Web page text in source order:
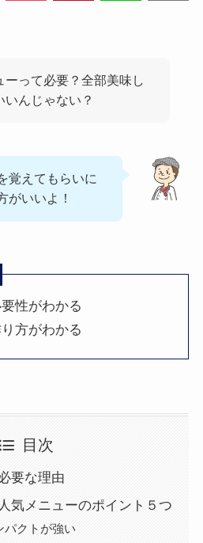
ーって必要？全部美味し
いんじゃない？
覚えてもらいに
がいいよ！
性がわかる
方がわかる
目次
要な理由
気メニューのポイント５つ
パクトが強い